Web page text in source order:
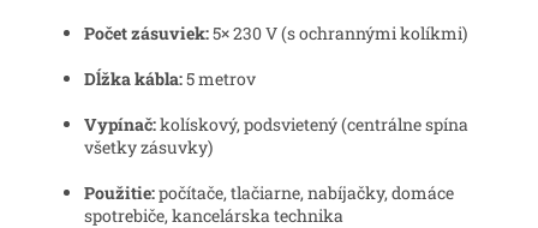
Počet zásuviek:5× 230 V (s ochrannými kolíkmi)
Dĺžka kábla:5 metrov
Vypínač:kolískový, podsvietený (centrálne spína
všetky zásuvky)
Použitie:počítače, tlačiarne, nabíjačky, domáce
spotrebiče, kancelárska technika